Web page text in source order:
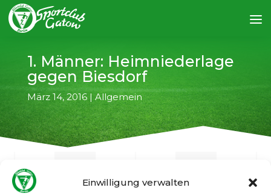
Einwilligung verwalten
1. Männer: Heimniederlage
gegen Biesdorf
März 14, 2016|Allgemein